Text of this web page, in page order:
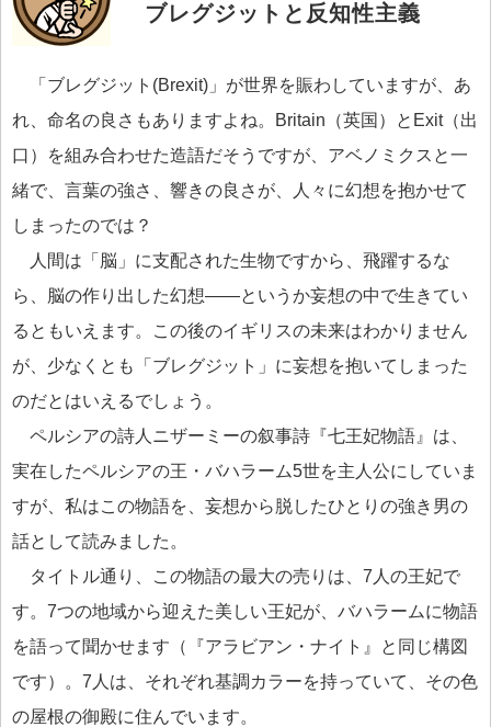
ブレグジットと反知性主義
「ブレグジット(Brexit)」が世界を賑わしていますが、あ
れ、命名の良さもありますよね。Britain（英国）とExit（出
口）を組み合わせた造語だそうですが、アベノミクスと一
緒で、言葉の強さ、響きの良さが、人々に幻想を抱かせて
しまったのでは？
人間は「脳」に支配された生物ですから、飛躍するな
ら、脳の作り出した幻想――というか妄想の中で生きてい
るともいえます。この後のイギリスの未来はわかりません
が、少なくとも「ブレグジット」に妄想を抱いてしまった
のだとはいえるでしょう。
ペルシアの詩人ニザーミーの叙事詩『七王妃物語』は、
実在したペルシアの王・バハラーム5世を主人公にしていま
すが、私はこの物語を、妄想から脱したひとりの強き男の
話として読みました。
タイトル通り、この物語の最大の売りは、7人の王妃で
す。7つの地域から迎えた美しい王妃が、バハラームに物語
を語って聞かせます（『アラビアン・ナイト』と同じ構図
です）。7人は、それぞれ基調カラーを持っていて、その色
の屋根の御殿に住んでいます。